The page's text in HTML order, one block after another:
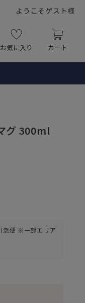
ようこそゲスト様
お気に入り カート
グ 300ml
急便 ※一部エリア